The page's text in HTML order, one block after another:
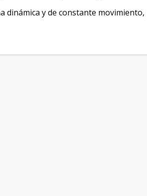
dinámica y de constante